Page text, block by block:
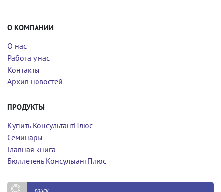
О КОМПАНИИ
О нас
Работа у нас
Контакты
Архив новостей
ПРОДУКТЫ
Купить КонсультантПлюс
Семинары
Главная книга
Бюллетень КонсультантПлюс